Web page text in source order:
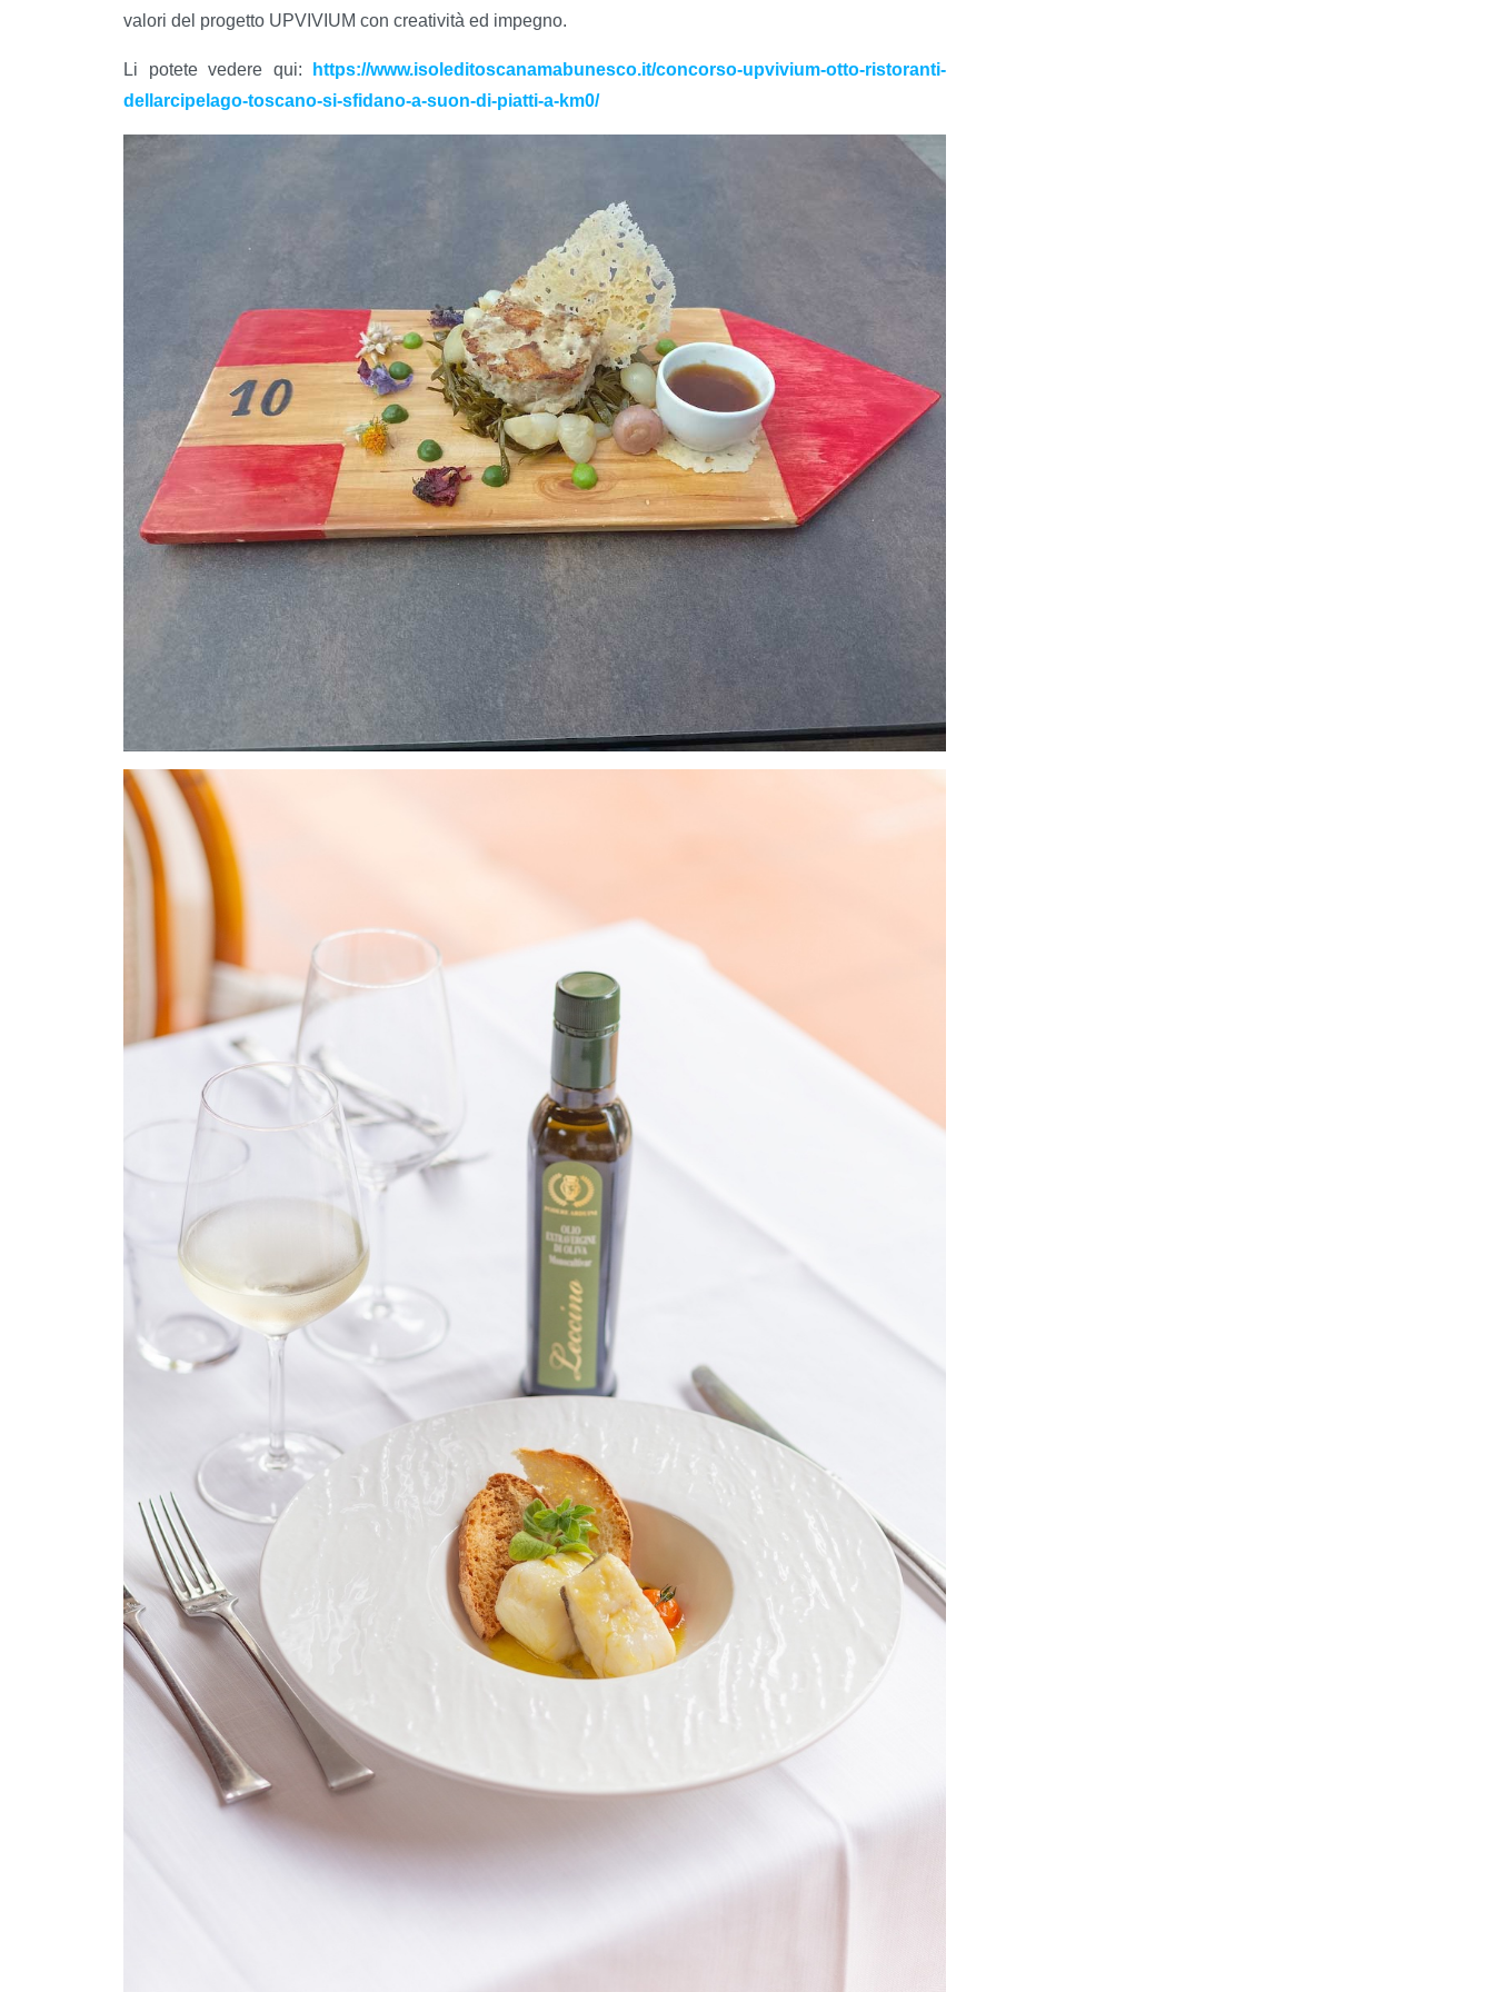
valori del progetto UPVIVIUM con creatività ed impegno.
Li potete vedere qui:
https://www.isoleditoscanamabunesco.it/concorso-upvivium-otto-ristoranti-
dellarcipelago-toscano-si-sfidano-a-suon-di-piatti-a-km0/